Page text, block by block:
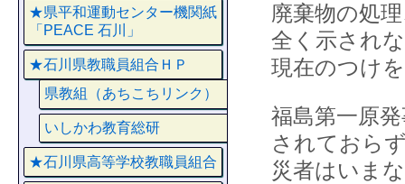
廃棄物の処
全く示され
現在のつけ
福島第一原
されておら
災者はいま
★県平和運動センター機関紙
「PEACE 石川」
★石川県教職員組合ＨＰ
県教組（あちこちリンク）
いしかわ教育総研
★石川県高等学校教職員組合